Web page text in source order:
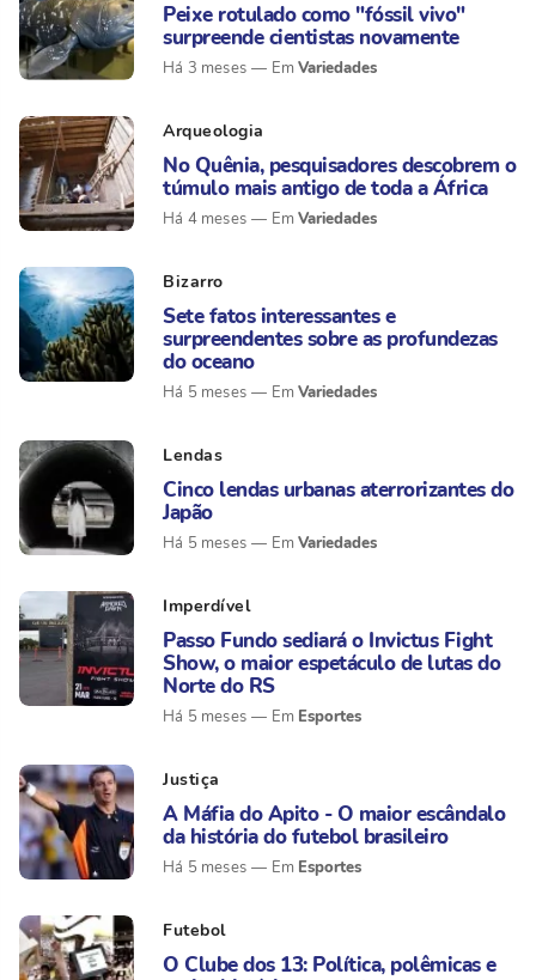
Peixe rotulado como "fóssil vivo"
surpreende cientistas novamente
Há 3 meses Variedades
Arqueologia
No Quênia, pesquisadores descobrem o
túmulo mais antigo de toda a África
Há 4 meses Variedades
Bizarro
Sete fatos interessantes e
surpreendentes sobre as profundezas
do oceano
Há 5 meses Variedades
Lendas
Cinco lendas urbanas aterrorizantes do
Japão
Há 5 meses Variedades
Imperdível
Passo Fundo sediará o Invictus Fight
Show, o maior espetáculo de lutas do
Norte do RS
Há 5 meses Esportes
Justiça
A Máfia do Apito - O maior escândalo
da história do futebol brasileiro
Há 5 meses Esportes
Futebol
O Clube dos 13: Política, polêmicas e